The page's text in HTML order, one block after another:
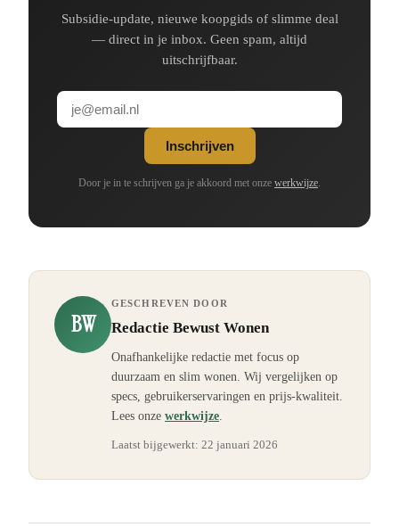
Subsidie-update, nieuwe koopgids of slimme deal
— direct in je inbox. Geen spam, altijd
uitschrijfbaar.
Inschrijven
Door je in te schrijven ga je akkoord met onze werkwijze
BW
GESCHREVEN DOOR
Redactie Bewust Wonen
Onafhankelijke redactie met focus op
duurzaam en slim wonen. Wij vergelijken op
specs, gebruikerservaringen en prijs-kwaliteit.
Lees onze werkwijze
Laatst bijgewerkt: 22 januari 2026